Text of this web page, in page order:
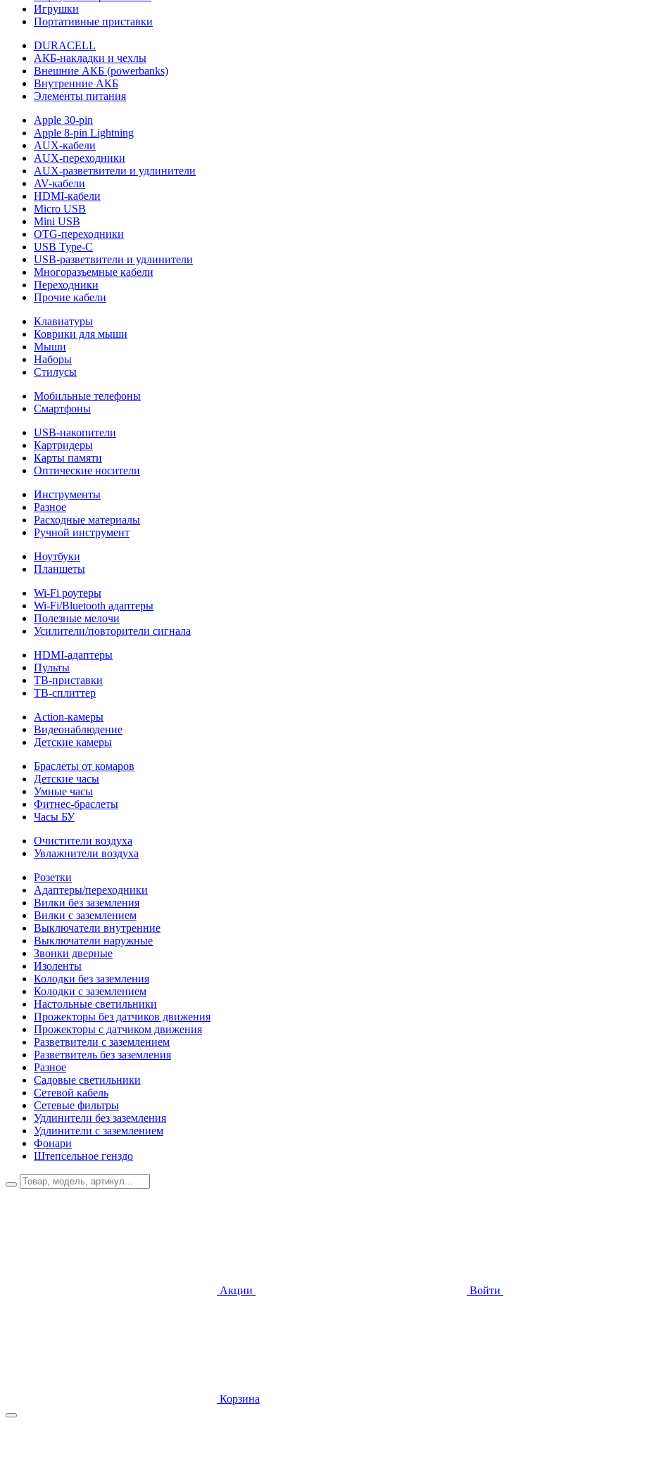
Игрушки
Портативные приставки
DURACELL
АКБ-накладки и чехлы
Внешние АКБ (powerbanks)
Внутренние АКБ
Элементы питания
Apple 30-pin
Apple 8-pin Lightning
AUX-кабели
AUX-переходники
AUX-разветвители и удлинители
AV-кабели
HDMI-кабели
Micro USB
Mini USB
OTG-переходники
USB Type-C
USB-разветвители и удлинители
Многоразъемные кабели
Переходники
Прочие кабели
Клавиатуры
Коврики для мыши
Мыши
Наборы
Стилусы
Мобильные телефоны
Смартфоны
USB-накопители
Картридеры
Карты памяти
Оптические носители
Инструменты
Разное
Расходные материалы
Ручной инструмент
Ноутбуки
Планшеты
Wi-Fi роутеры
Wi-Fi/Bluetooth адаптеры
Полезные мелочи
Усилители/повторители сигнала
HDMI-адаптеры
Пульты
ТВ-приставки
ТВ-сплиттер
Action-камеры
Видеонаблюдение
Детские камеры
Браслеты от комаров
Детские часы
Умные часы
Фитнес-браслеты
Часы БУ
Очистители воздуха
Увлажнители воздуха
Розетки
Адаптеры/переходники
Вилки без заземления
Вилки с заземлением
Выключатели внутренние
Выключатели наружные
Звонки дверные
Изоленты
Колодки без заземления
Колодки с заземлением
Настольные светильники
Прожекторы без датчиков движения
Прожекторы с датчиком движения
Разветвители с заземлением
Разветвитель без заземления
Разное
Садовые светильники
Сетевой кабель
Сетевые фильтры
Удлинители без заземления
Удлинители с заземлением
Фонари
Штепсельное генздо
Акции Войти
Корзина